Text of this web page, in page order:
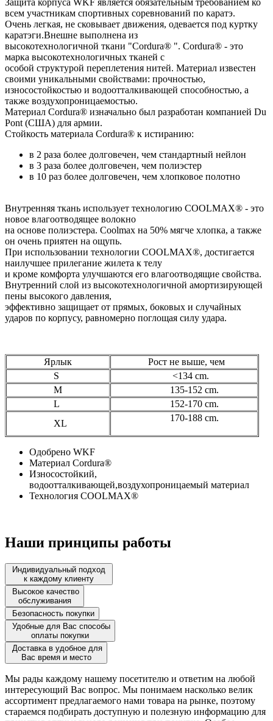
всем участникам спортивных соревнований по каратэ.
Очень легкая, не сковывает движения, одевается под куртку
каратэги.Внешне выполнена из
высокотехнологичной ткани "Cordura® ". Cordura® - это
марка высокотехнологичных тканей с
особой структурой переплетения нитей. Материал известен
своими уникальными свойствами: прочностью,
износостойкостью и водоотталкивающей способностью, а
также воздухопроницаемостью.
Материал Cordura® изначально был разработан компанией Du
Pont (США) для армии.
Стойкость материала Cordura® к истиранию:
в 2 раза более долговечен, чем стандартный нейлон
в 3 раза более долговечен, чем полиэстер
в 10 раз более долговечен, чем хлопковое полотно
Внутренняя ткань использует технологию COOLMAX® - это
новое влагоотводящее волокно
на основе полиэстера. Coolmax на 50% мягче хлопка, а также
он очень приятен на ощупь.
При использовании технологии COOLMAX®, достигается
наилучшее прилегание жилета к телу
и кроме комфорта улучшаются его влагоотводящие свойства.
Внутренний слой из высокотехнологичной амортизирующей
пены высокого давления,
эффективно защищает от прямых, боковых и случайных
ударов по корпусу, равномерно поглощая силу удара.
Ярлык
Рост не выше, чем
S
<134 cm.
M
135-152 cm.
L
152-170 cm.
XL
170-188 cm.
Одобрено WKF
Материал Cordura®
Износостойкий,
водоотталкивающей,воздухопроницаемый материал
Технология COOLMAX®
Наши принципы работы
Индивидуальный подход
к каждому клиенту
Высокое качество
обслуживания
Безопасность покупки
Удобные для Вас способы
оплаты покупки
Доставка в удобное для
Вас время и место
Мы рады каждому нашему посетителю и ответим на любой
интересующий Вас вопрос. Мы понимаем насколько велик
ассортимент предлагаемого нами товара на рынке, поэтому
стараемся подбирать доступную и полезную информацию для